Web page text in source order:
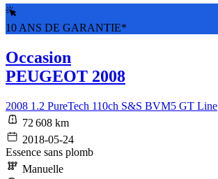
10 ANS DE GARANTIE*
Occasion
PEUGEOT 2008
2008 1.2 PureTech 110ch S&S BVM5 GT Line
72 608 km
2018-05-24
Essence sans plomb
Manuelle